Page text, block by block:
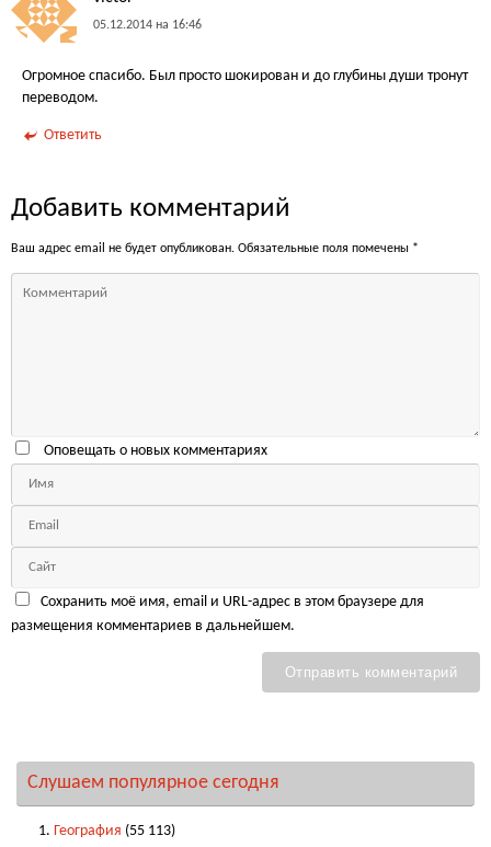
05.12.2014 на 16:46
Огромное спасибо. Был просто шокирован и до глубины души тронут
переводом.
Ответить
Добавить комментарий
Ваш адрес email не будет опубликован. Обязательные поля помечены *
Оповещать о новых комментариях
Сохранить моё имя, email и URL-адрес в этом браузере для
размещения комментариев в дальнейшем.
Слушаем популярное сегодня
География (55 113)